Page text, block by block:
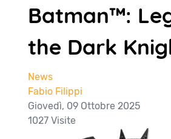
Batman™:
the Dark
News
Fabio Filippi
Giovedì, 09 Ottobre 2025
1027 Visite